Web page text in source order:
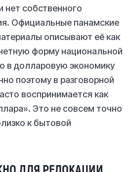
нет собственного
Официальные панамские
описывают её как
форму национальной
в долларовую экономику
поэтому в разговорной
воспринимается как
Это не совсем точно
к бытовой